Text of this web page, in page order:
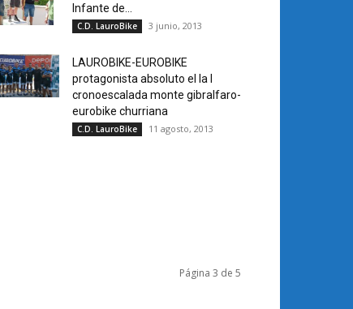
Infante de...
C.D. LauroBike 3 junio, 2013
LAUROBIKE-EUROBIKE
protagonista absoluto el la I
cronoescalada monte gibralfaro-
eurobike churriana
C.D. LauroBike 11 agosto, 2013
Página 3 de 5